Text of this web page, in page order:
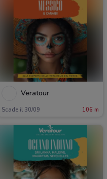
Veratour
Scade il 30/09 106 m